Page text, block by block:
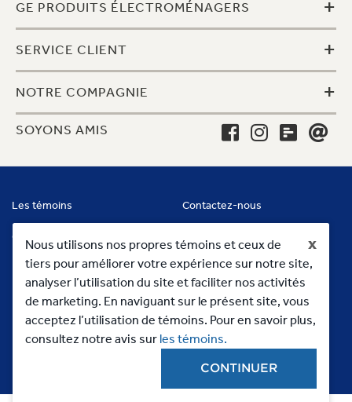
x
Nous utilisons nos propres témoins et ceux de
tiers pour améliorer votre expérience sur notre site,
analyser l’utilisation du site et faciliter nos activités
de marketing. En naviguant sur le présent site, vous
acceptez l’utilisation de témoins. Pour en savoir plus,
consultez notre avis sur les témoins.
CONTINUER
GE PRODUITS ÉLECTROMÉNAGERS +
SERVICE CLIENT +
NOTRE COMPAGNIE +
SOYONS AMIS
Les témoins Contactez-nous
Conditions